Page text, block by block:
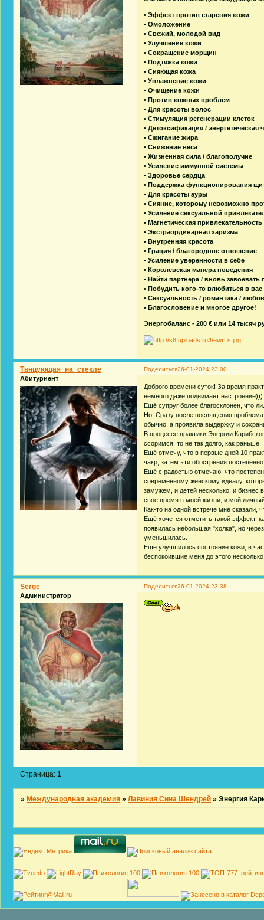
• Эффект против старения кожи
• Омоложение
• Свежий, молодой вид
• Улучшение кожи
• Сокращение морщин
• Подтяжка кожи
• Сияющая кожа
• Увлажнение кожи
• Очищение кожи
• Против кожных проблем
• Для красоты волос
• Стимуляция регенерации клеток
• Детоксификация / энергетическая
• Сжигание жира
• Снижение веса
• Жизненная сила / благополучие
• Усиление иммунной системы
• Здоровье сердца
• Поддержка функционирования
• Для красоты ауры
• Сияние, которому невозможно
• Усиление сексуальной
• Магнетическая привлекательность
• Экстраординарная харизма
• Внутренняя красота
• Грация / благородное отношение
• Усиление уверенности в себе
• Королевская манера поведения
• Найти партнера / вновь завоевать
• Побудить кого-то влюбиться в вас
• Сексуальность / романтика /
• Благословение и многое другое!
Энергобаланс - 200 € или 14 тысяч
Поделиться26-01-2024 23:00
Танцующая_на_стекле
Абитуриент
Доброго времени суток! За время
немного даже поднимает настроение)))
Ещё супруг более благосклонен, что
Но! Сразу после посвящения проблема
обычно, а проявила выдержку и
В процессе практики Энергии
ссоримся, то не так долго, как раньше.
Ещё отмечу, что в первые дней 10
чакр, затем эти обострения
Ещё с радостью отмечаю, что
современному женскому идеалу,
замужем, и детей несколько, и бизнес
свое время в моей жизни, и мой
Как-то на одной встрече мне сказали,
Ещё хочется отметить такой эффект,
появилась небольшая "холка", но
уменьшилась.
Ещё улучшилось состояние кожи, в
беспокоившие меня до этого
Поделиться26-01-2024 23:38
Serge
Администратор
Страница:1
»Международная академия »Лавиния Сина Шендрей »Энергия